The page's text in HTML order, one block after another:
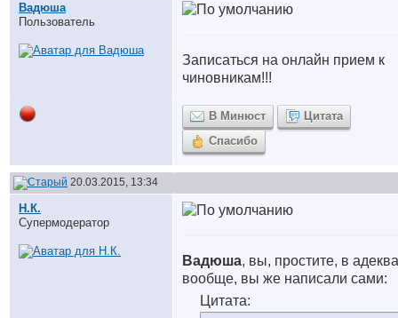
Вадюша
Пользователь
Записаться на онлайн прием к
чиновникам!!!
В Минюст
Цитата
Спасибо
20.03.2015, 13:34
Н.К.
Супермодератор
Вадюша, вы, простите, в
вообще, вы же написали сами:
Цитата: